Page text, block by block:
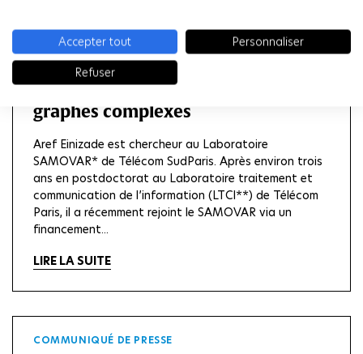
Accepter tout
Personnaliser
Refuser
ACTUALITÉ
Graph Machine Learning et
intelligence artificielle : les
graphes complexes
Aref Einizade est chercheur au Laboratoire
SAMOVAR* de Télécom SudParis. Après environ trois
ans en postdoctorat au Laboratoire traitement et
communication de l’information (LTCI**) de Télécom
Paris, il a récemment rejoint le SAMOVAR via un
financement...
LIRE LA SUITE
COMMUNIQUÉ DE PRESSE